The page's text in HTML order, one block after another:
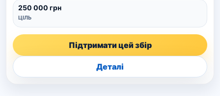
250 000 грн
ЦІЛЬ
Підтримати цей збір
Деталі